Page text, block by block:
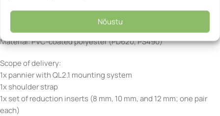
Nõustu
Waterproof: Yes (IP64)
Material: PVC-coated polyester (PD620, PS490)
Scope of delivery:
1x pannier with QL2.1 mounting system
1x shoulder strap
1x set of reduction inserts (8 mm, 10 mm, and 12 mm; one pair
each)